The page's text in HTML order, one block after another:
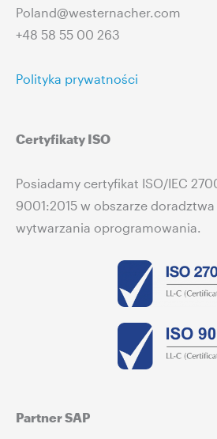
Poland@westernacher.com
+48 58 55 00 263
Polityka prywatności
Certyfikaty ISO
Posiadamy certyfikat ISO/IEC
9001:2015 w obszarze doradztwa
wytwarzania oprogramowania.
Partner SAP